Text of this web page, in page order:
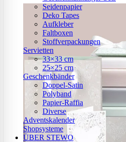
Seidenpapier
Deko Tapes
Aufkleber
Faltboxen
Stoffverpackungen
Servietten
33×33 cm
25×25 cm
Geschenkbänder
Doppel-Satin
Polyband
Papier-Raffia
Diverse
Adventskalender
Shopsysteme
ÜBER STEWO